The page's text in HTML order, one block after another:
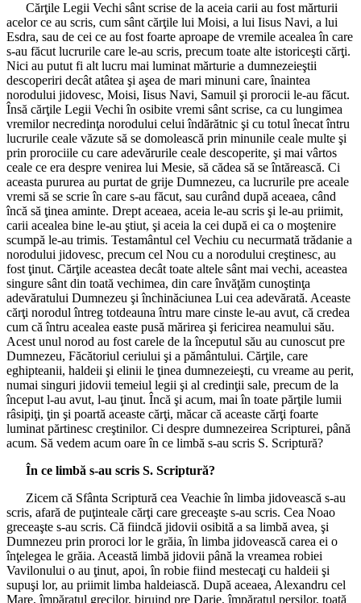
Cărţile Legii Vechi sânt scrise de la aceia carii au fost mărturii
acelor ce au scris, cum sânt cărţile lui Moisi, a lui Iisus Navi, a lui
Esdra, sau de cei ce au fost foarte aproape de vremile acealea în care
s-au făcut lucrurile care le-au scris, precum toate alte istoriceşti cărţi.
Nici au putut fi alt lucru mai luminat mărturie a dumnezeieştii
descoperiri decât atâtea şi aşea de mari minuni care, înaintea
norodului jidovesc, Moisi, Iisus Navi, Samuil şi prorocii le-au făcut.
Însă cărţile Legii Vechi în osibite vremi sânt scrise, ca cu lungimea
vremilor necredinţa norodului celui îndărătnic şi cu totul înecat întru
lucrurile ceale văzute să se domolească prin minunile ceale multe şi
prin prorociile cu care adevărurile ceale descoperite, şi mai vârtos
ceale ce era despre venirea lui Mesie, să cădea să se întărească. Ci
aceasta pururea au purtat de grije Dumnezeu, ca lucrurile pre aceale
vremi să se scrie în care s-au făcut, sau curând după aceaea, când
încă să ţinea aminte. Drept aceaea, aceia le-au scris şi le-au priimit,
carii acealea bine le-au ştiut, şi aceia la cei după ei ca o moştenire
scumpă le-au trimis. Testamântul cel Vechiu cu necurmată trădanie a
norodului jidovesc, precum cel Nou cu a norodului creştinesc, au
fost ţinut. Cărţile aceastea decât toate altele sânt mai vechi, aceastea
singure sânt din toată vechimea, din care învăţăm cunoştinţa
adevăratului Dumnezeu şi închinăciunea Lui cea adevărată. Aceaste
cărţi norodul întreg totdeauna întru mare cinste le-au avut, că credea
cum că întru acealea easte pusă mărirea şi fericirea neamului său.
Acest unul norod au fost carele de la începutul său au cunoscut pre
Dumnezeu, Făcătoriul ceriului şi a pământului. Cărţile, care
eghipteanii, haldeii şi elinii le ţinea dumnezeieşti, cu vreame au perit,
numai singuri jidovii temeiul legii şi al credinţii sale, precum de la
început l-au avut, l-au ţinut. Încă şi acum, mai în toate părţile lumii
râsipiţi, ţin şi poartă aceaste cărţi, măcar că aceaste cărţi foarte
luminat părtinesc creştinilor. Ci despre dumnezeirea Scripturei, până
acum. Să vedem acum oare în ce limbă s-au scris S. Scriptură?
În ce limbă s-au scris S. Scriptură?
Zicem că Sfânta Scriptură cea Veachie în limba jidovească s-au
scris, afară de puţinteale cărţi care greceaşte s-au scris. Cea Noao
greceaşte s-au scris. Că fiindcă jidovii osibită a sa limbă avea, şi
Dumnezeu prin proroci lor le grăia, în limba jidovească carea ei o
înţelegea le grăia. Această limbă jidovii până la vreamea robiei
Vavilonului o au ţinut, apoi, în robie fiind mestecaţi cu haldeii şi
supuşi lor, au priimit limba haldeiască. După aceaea, Alexandru cel
Mare, împăratul grecilor, biruind pre Darie, împăratul perşilor, toată